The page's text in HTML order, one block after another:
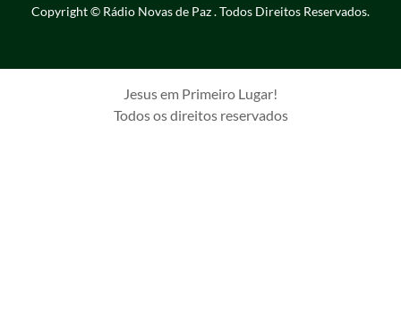
Copyright © Rádio Novas de Paz . Todos Direitos Reservados.
Jesus em Primeiro Lugar!
Todos os direitos reservados